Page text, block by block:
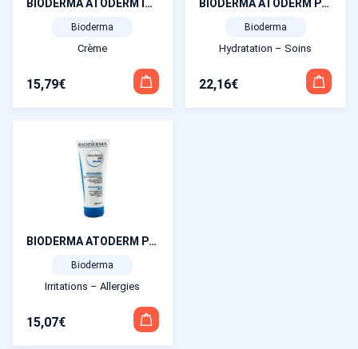
BIODERMA ATODERM Intensive Baume ultra-apaisant 200 ml
Bioderma
Crème
15,79€
BIODERMA ATODERM PP Baume Peaux très Sèches 500ml
Bioderma
Hydratation – Soins
22,16€
BIODERMA ATODERM PP Baume Peaux très Sèches 200ml
Bioderma
Irritations – Allergies
15,07€